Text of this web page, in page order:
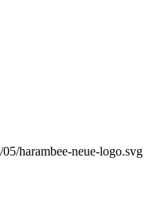
harambee-neue-logo.svg